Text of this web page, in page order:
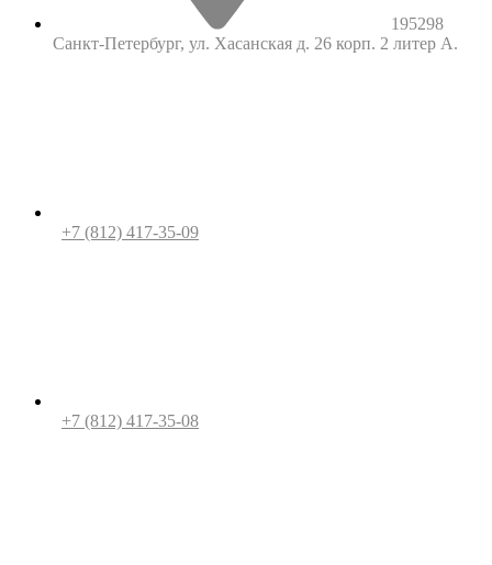
195298
Санкт-Петербург, ул. Хасанская д. 26 корп. 2 литер А.
+7 (812) 417-35-09
+7 (812) 417-35-08